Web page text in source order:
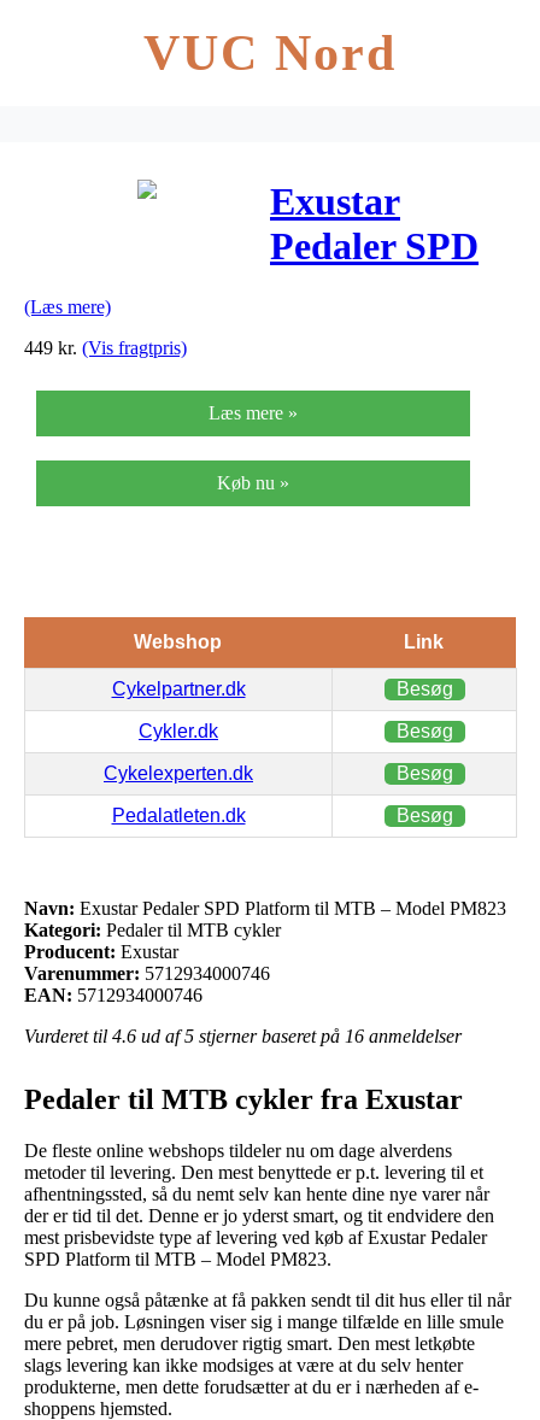
VUC Nord
Exustar
Pedaler SPD
PM823
(Læs mere)
449 kr. (Vis fragtpris)
Læs mere »
Køb nu »
Webshop Link
Cykelpartner.dk Besøg
Cykler.dk Besøg
Cykelexperten.dk Besøg
Pedalatleten.dk Besøg
Navn: Exustar Pedaler SPD Platform til MTB – Model PM823
Kategori: Pedaler til MTB cykler
Producent: Exustar
Varenummer: 5712934000746
EAN: 5712934000746
Vurderet til 4.6 ud af 5 stjerner baseret på 16 anmeldelser
Pedaler til MTB cykler fra Exustar
De fleste online webshops tildeler nu om dage alverdens
metoder til levering. Den mest benyttede er p.t. levering til et
afhentningssted, så du nemt selv kan hente dine nye varer når
der er tid til det. Denne er jo yderst smart, og tit endvidere den
mest prisbevidste type af levering ved køb af Exustar Pedaler
SPD Platform til MTB – Model PM823.
Du kunne også påtænke at få pakken sendt til dit hus eller til når
du er på job. Løsningen viser sig i mange tilfælde en lille smule
mere pebret, men derudover rigtig smart. Den mest letkøbte
slags levering kan ikke modsiges at være at du selv henter
produkterne, men dette forudsætter at du er i nærheden af e-
shoppens hjemsted.